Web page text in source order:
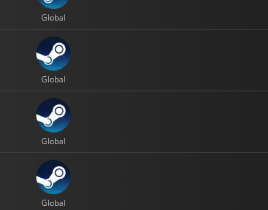
Global
Global
Global
Global